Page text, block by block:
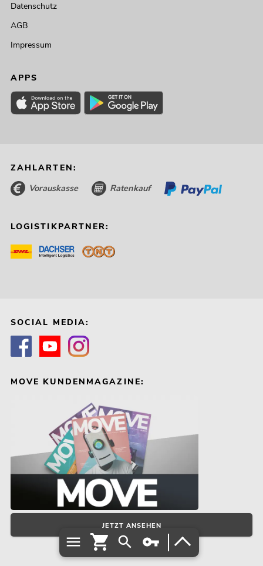
Datenschutz
AGB
Impressum
APPS
ZAHLARTEN:
Vorauskasse Ratenkauf
LOGISTIKPARTNER:
SOCIAL MEDIA:
MOVE KUNDENMAGAZINE:
JETZT ANSEHEN